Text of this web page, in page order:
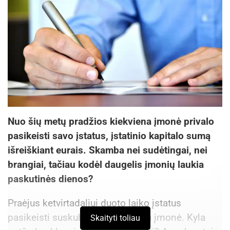
Nuo šių metų pradžios kiekviena įmonė privalo
pasikeisti savo įstatus, įstatinio kapitalo sumą
išreiškiant eurais. Skamba nei sudėtingai, nei
brangiai, tačiau kodėl daugelis įmonių laukia
paskutinės dienos?
Praėjus ketvirtadaliui duoto laiko įstatus
pasikeisti suskubo vos viena kita įmonė. Kyla
Skaityti toliau